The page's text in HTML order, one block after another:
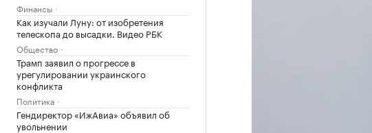
Финансы
Как изучали Луну: от изобретения
телескопа до высадки. Видео РБК
Общество
Трамп заявил о прогрессе в
урегулировании украинского
конфликта
Политика
Гендиректор «ИжАвиа» объявил об
увольнении